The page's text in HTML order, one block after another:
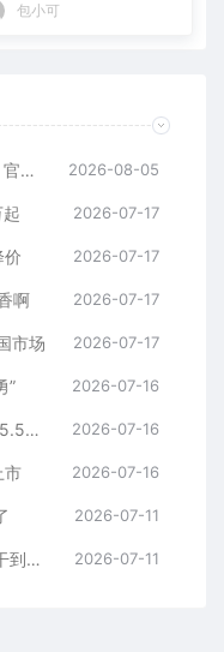
包小可
突发！Telegram 遭苹果全球下架，官方回应 2026-08-05
2026-07-17
价 2026-07-17
啊 2026-07-17
市场 2026-07-17
” 2026-07-16
极氪新车官宣：7月16日已上市，35.5万元起 2026-07-16
市 2026-07-16
2026-07-11
一天 9 台新车炸场！从 20 万家用干到千万超跑，全价位全覆盖 2026-07-11